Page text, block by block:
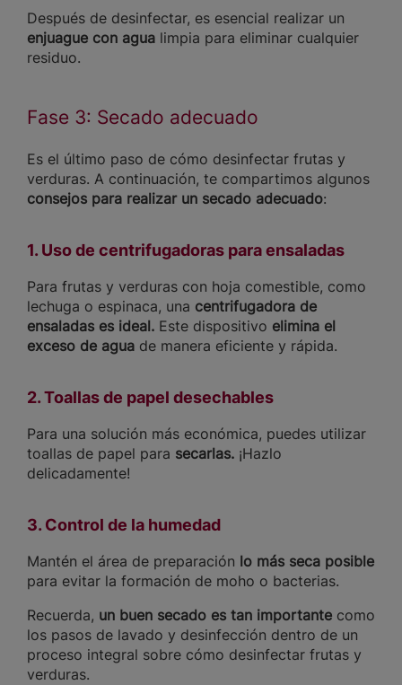
Después de desinfectar, es esencial realizar un
enjuague con agua limpia para eliminar cualquier
residuo.
Fase 3: Secado adecuado
Es el último paso de cómo desinfectar frutas y
verduras. A continuación, te compartimos algunos
consejos para realizar un secado adecuado:
1. Uso de centrifugadoras para ensaladas
Para frutas y verduras con hoja comestible, como
lechuga o espinaca, una centrifugadora de
ensaladas es ideal. Este dispositivo elimina el
exceso de agua de manera eficiente y rápida.
2. Toallas de papel desechables
Para una solución más económica, puedes utilizar
toallas de papel para secarlas. ¡Hazlo
delicadamente!
3. Control de la humedad
Mantén el área de preparación lo más seca posible
para evitar la formación de moho o bacterias.
Recuerda, un buen secado es tan importante como
los pasos de lavado y desinfección dentro de un
proceso integral sobre cómo desinfectar frutas y
verduras.